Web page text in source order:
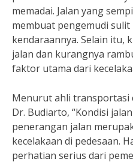
memadai. Jalan yang
membuat pengemudi
kendaraannya. Selain itu,
jalan dan kurangnya
faktor utama dari
Menurut ahli transportasi
Dr. Budiarto, “Kondisi
penerangan jalan
kecelakaan di pedesaan.
perhatian serius dari